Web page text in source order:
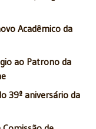
Acadêmico da
ao Patrono da
39º aniversário da